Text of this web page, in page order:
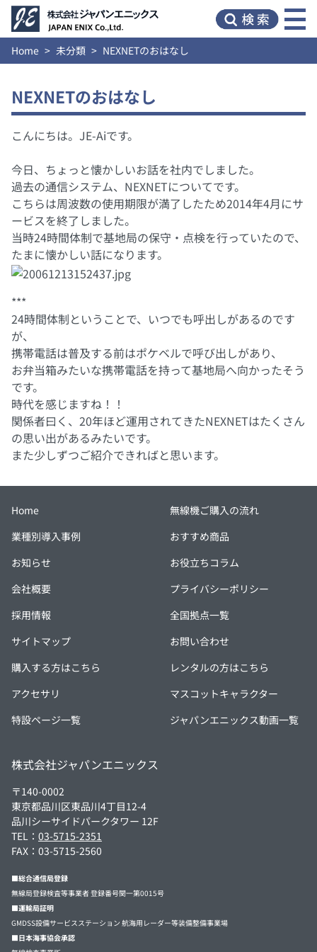
Home 未分類 NEXNETのおはなし
NEXNETのおはなし
こんにちは。JE-Aiです。
今日、ちょっと懐かしいお話を社内でしました。
過去の通信システム、NEXNETについてです。
こちらは周波数の使用期限が満了したため2014年4月にサ
ービスを終了しました。
当時24時間体制で基地局の保守・点検を行っていたので、
たまに懐かしい話になります。
***
24時間体制ということで、いつでも呼出しがあるのです
が、
携帯電話は普及する前はポケベルで呼び出しがあり、
お弁当箱みたいな携帯電話を持って基地局へ向かったそう
です。
時代を感じますね！！
関係者曰く、20年ほど運用されてきたNEXNETはたくさん
の思い出があるみたいです。
また少しずつご紹介できればと思います。
Home
無線機ご購入の流れ
業種別導入事例
おすすめ商品
お知らせ
お役立ちコラム
会社概要
プライバシーポリシー
採用情報
全国拠点一覧
サイトマップ
お問い合わせ
購入する方はこちら
レンタルの方はこちら
アクセサリ
マスコットキャラクター
特設ページ一覧
ジャパンエニックス動画一覧
株式会社ジャパンエニックス
〒140-0002
東京都品川区東品川4丁目12-4
品川シーサイドパークタワー 12F
TEL： 03-5715-2351
FAX：03-5715-2560
■総合通信局登録
無線局登録検査等事業者 登録番号関一第0015号
■運輸局証明
GMDSS設備サービスステーション 航海用レーダー等装備整備事業場
■日本海事協会承認